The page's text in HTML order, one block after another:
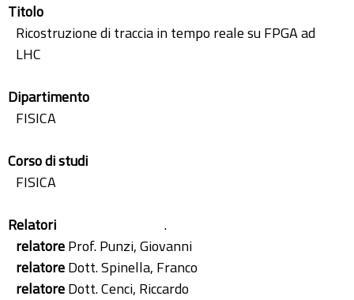
Titolo
Ricostruzione di traccia in tempo reale su FPGA ad
LHC
Dipartimento
FISICA
Corso di studi
FISICA
Relatori
.
relatoreProf. Punzi, Giovanni
relatoreDott. Spinella, Franco
relatoreDott. Cenci, Riccardo